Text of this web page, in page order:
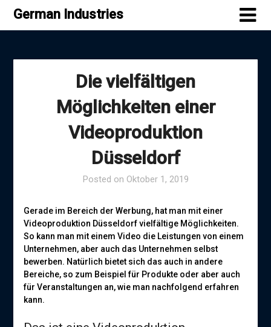
SkipGerman Industries
Die vielfältigen
Möglichkeiten einer
Videoproduktion
Düsseldorf
Posted on Oktober 1, 2019
Gerade im Bereich der Werbung, hat man mit einer
Videoproduktion Düsseldorf vielfältige Möglichkeiten.
So kann man mit einem Video die Leistungen von einem
Unternehmen, aber auch das Unternehmen selbst
bewerben. Natürlich bietet sich das auch in andere
Bereiche, so zum Beispiel für Produkte oder aber auch
für Veranstaltungen an, wie man nachfolgend erfahren
kann.